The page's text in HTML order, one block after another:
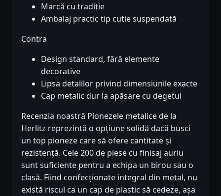
Marcă cu tradiție
Ambalaj practic tip cutie suspendată
Contra
Design standard, fără elemente
decorative
Lipsa detalilor privind dimensiunile exacte
Cap metalic dur la apăsare cu degetul
Recenzia noastră Pionezele metalice de la
Herlitz reprezintă o opțiune solidă dacă busci
un top pioneze care să ofere cantitate și
rezistență. Cele 200 de piese cu finisaj auriu
sunt suficiente pentru a echipa un birou sau o
clasă. Fiind confecționate integral din metal, nu
există riscul ca un cap de plastic să cedeze, așa